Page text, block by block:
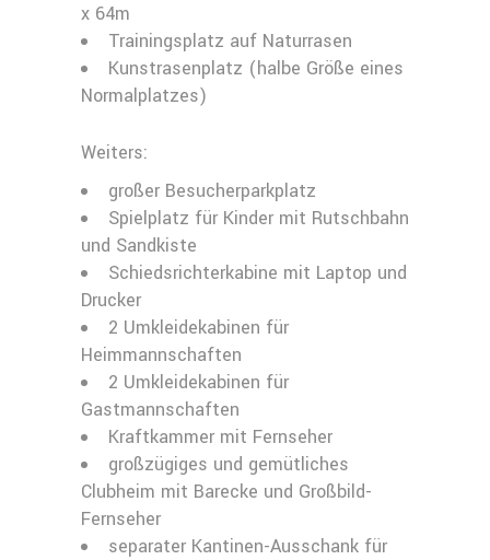
x 64m
Trainingsplatz auf Naturrasen
Kunstrasenplatz (halbe Größe eines
Normalplatzes)
Weiters:
großer Besucherparkplatz
Spielplatz für Kinder mit Rutschbahn
und Sandkiste
Schiedsrichterkabine mit Laptop und
Drucker
2 Umkleidekabinen für
Heimmannschaften
2 Umkleidekabinen für
Gastmannschaften
Kraftkammer mit Fernseher
großzügiges und gemütliches
Clubheim mit Barecke und Großbild-
Fernseher
separater Kantinen-Ausschank für